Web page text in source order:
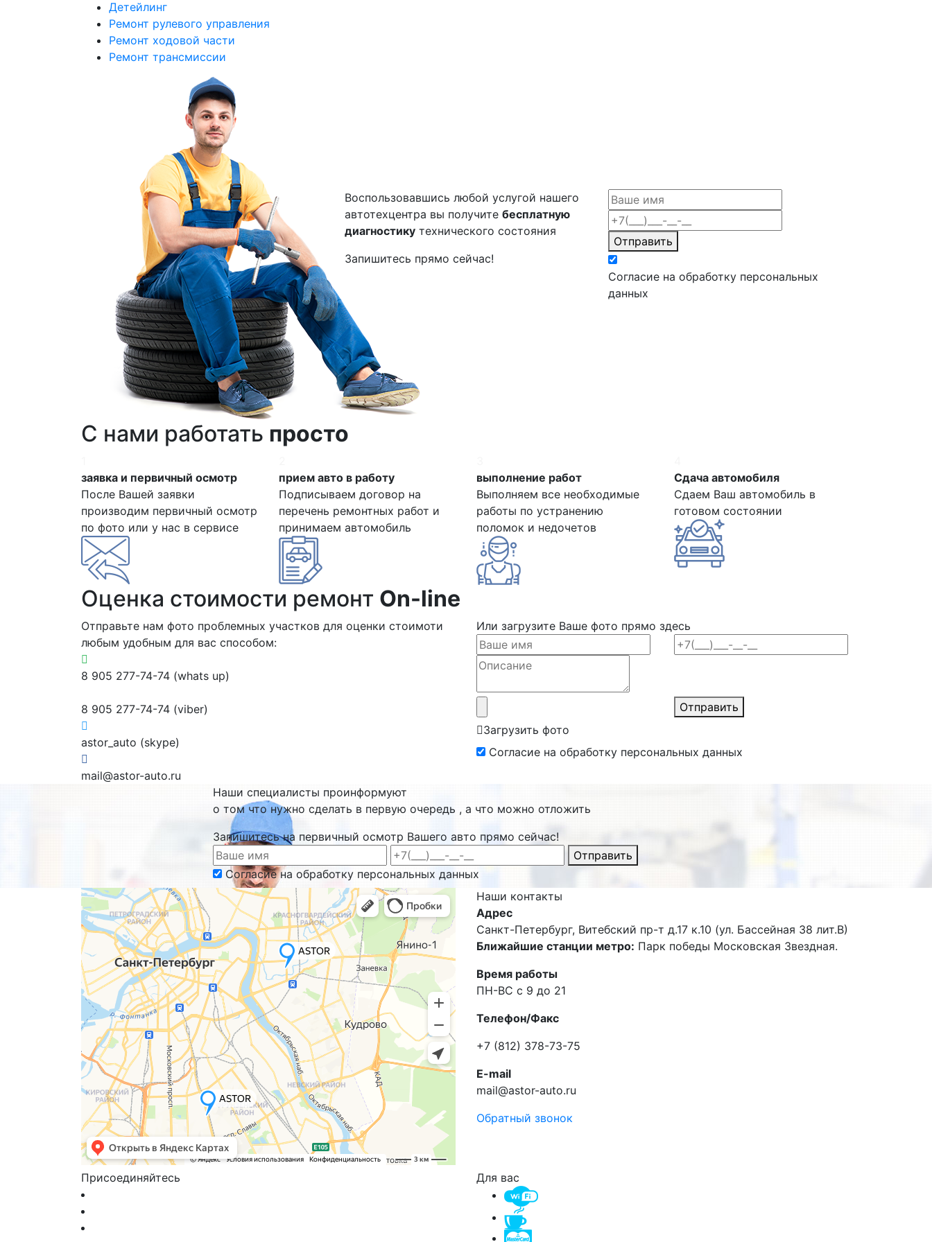
Детейлинг
Ремонт рулевого управления
Ремонт ходовой части
Ремонт трансмиссии
Воспользовавшись любой услугой нашего
автотехцентра вы получите бесплатную
диагностику технического состояния
Запишитесь прямо сейчас!
Отправить
Согласие на обработку персональных
данных
С нами работать просто
заявка и первичный осмотр
После Вашей заявки
производим первичный осмотр
по фото или у нас в сервисе
прием авто в работу
Подписываем договор на
перечень ремонтных работ и
принимаем автомобиль
выполнение работ
Выполняем все необходимые
работы по устранению
поломок и недочетов
Сдача автомобиля
Сдаем Ваш автомобиль в
готовом состоянии
Оценка стоимости ремонт On-line
Отправьте нам фото проблемных участков для оценки стоимоти
любым удобным для вас способом:
8 905 277-74-74 (whats up)
8 905 277-74-74 (viber)
astor_auto (skype)
mail@astor-auto.ru
Или загрузите Ваше фото прямо здесь
Загрузить фото
Отправить
Согласие на обработку персональных данных
Наши специалисты проинформуют
о том что нужно сделать в первую очередь , а что можно отложить
Запишитесь на первичный осмотр Вашего авто прямо сейчас!
Отправить
Согласие на обработку персональных данных
Наши контакты
Адрес
Санкт-Петербург, Витебский пр-т д.17 к.10 (ул. Бассейная 38 лит.В)
Ближайшие станции метро: Парк победы Московская Звездная.
Время работы
ПН-ВС с 9 до 21
Телефон/Факс
+7 (812) 378-73-75
E-mail
mail@astor-auto.ru
Обратный звонок
Присоединяйтесь Для вас